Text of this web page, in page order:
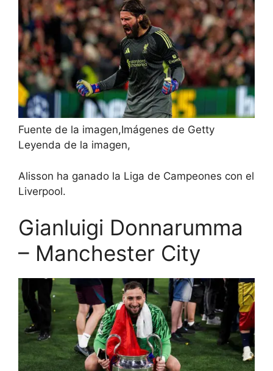
Fuente de la imagen,Imágenes de Getty
Leyenda de la imagen,
Alisson ha ganado la Liga de Campeones con el
Liverpool.
Gianluigi Donnarumma
– Manchester City